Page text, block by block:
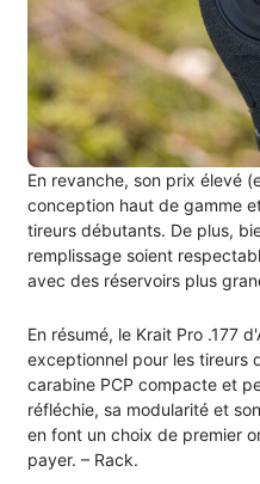
En revanche, son prix élevé
conception haut de gamme
tireurs débutants. De plus,
remplissage soient
avec des réservoirs plus
En résumé, le Krait Pro .177
exceptionnel pour les tireurs
carabine PCP compacte et
réfléchie, sa modularité et
en font un choix de premier
payer. – Rack.